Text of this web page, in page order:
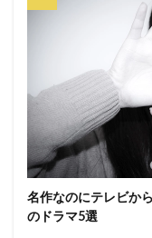
名作なのにテレビか
のドラマ5選